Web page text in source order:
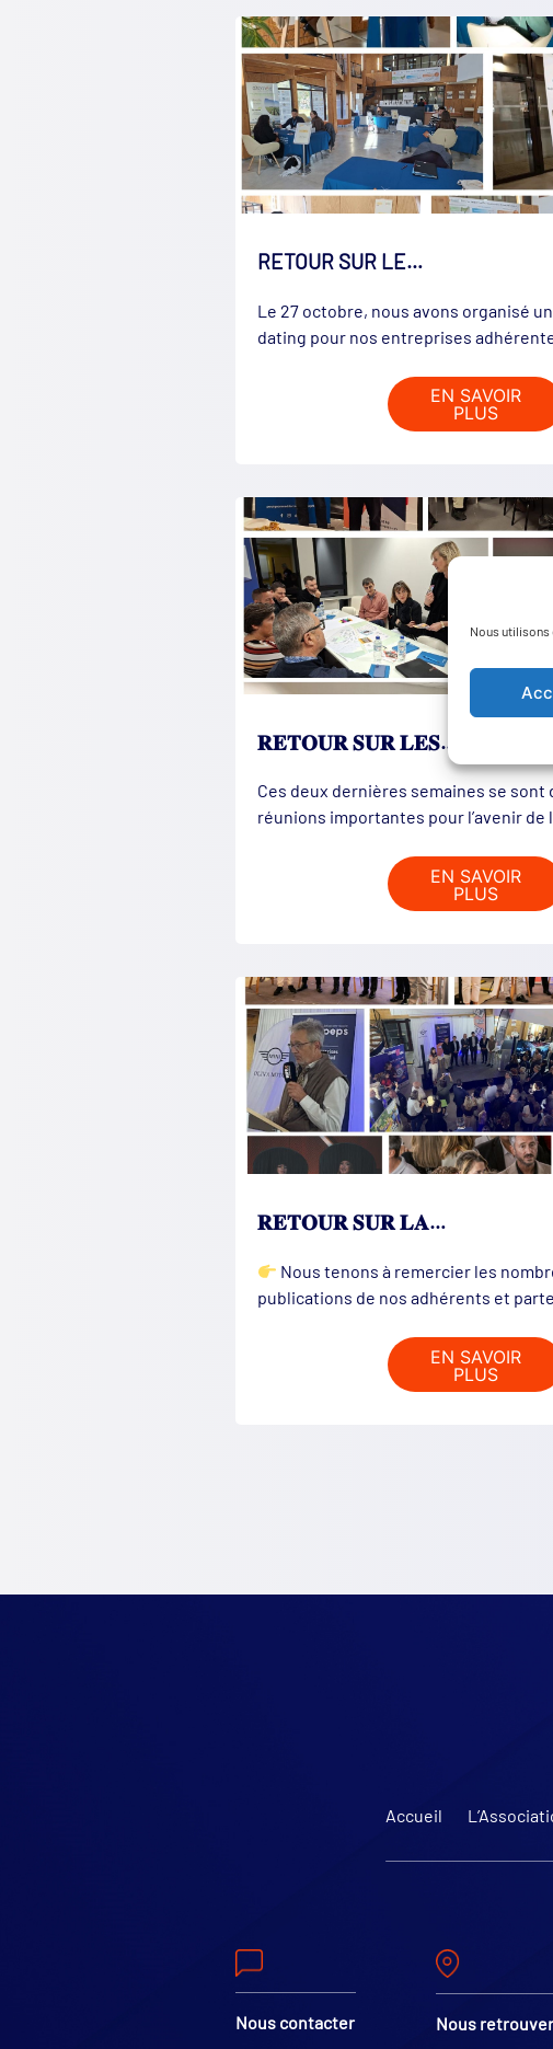
Nous utilisons
RETOUR SUR LE…
Le 27 octobre, nous avons organisé
dating pour nos entreprises
EN SAVOIR
PLUS
𝐑𝐄𝐓𝐎𝐔𝐑 𝐒𝐔𝐑 𝐋𝐄𝐒…
Ces deux dernières semaines se sont
réunions importantes pour l’avenir de
EN SAVOIR
PLUS
𝐑𝐄𝐓𝐎𝐔𝐑 𝐒𝐔𝐑 𝐋𝐀…
Nous tenons à remercier les
publications de nos adhérents et
EN SAVOIR
PLUS
Accueil
Nous contacter Nous retrouver